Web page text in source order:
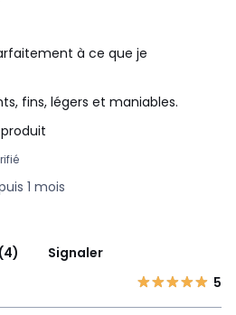
à ce que je
fins, légers et maniables.
1 mois
Signaler
5